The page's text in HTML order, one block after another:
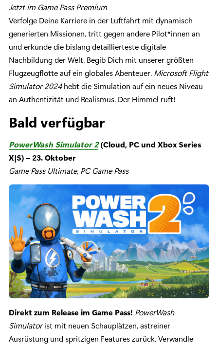
Jetzt im Game Pass Premium
Verfolge Deine Karriere in der Luftfahrt mit dynamisch
generierten Missionen, tritt gegen andere Pilot*innen an
und erkunde die bislang detaillierteste digitale
Nachbildung der Welt. Begib Dich mit unserer größten
Flugzeugflotte auf ein globales Abenteuer. Microsoft Flight
Simulator 2024hebt die Simulation auf ein neues Niveau
an Authentizität und Realismus. Der Himmel ruft!
Bald verfügbar
PowerWash Simulator 2(Cloud, PC und Xbox Series
X|S) – 23. Oktober
Game Pass Ultimate, PC Game Pass
Direkt zum Release im Game Pass! PowerWash
Simulatorist mit neuen Schauplätzen, astreiner
Ausrüstung und spritzigen Features zurück. Verwandle